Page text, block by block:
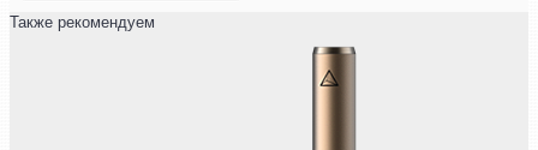
Также рекомендуем